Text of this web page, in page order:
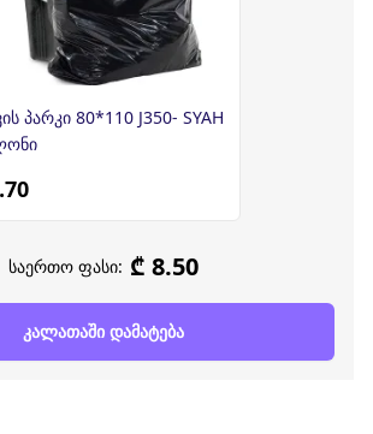
პარკი 80*110 J350- SYAH
საერთო ფასი: ₾ 8.50
კალათაში დამატება